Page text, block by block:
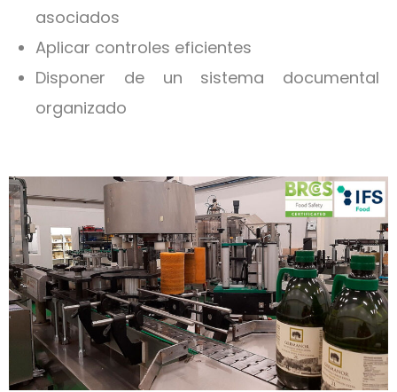
asociados
Aplicar controles eficientes
Disponer de un sistema documental
organizado